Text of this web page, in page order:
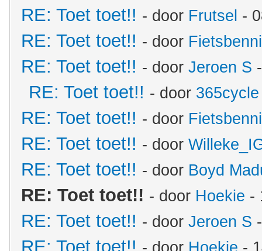
RE: Toet toet!! - door Frutsel -
RE: Toet toet!! - door
RE: Toet toet!! - door Jeroen S
RE: Toet toet!! - door 365cycle
RE: Toet toet!! - door
RE: Toet toet!! - door
RE: Toet toet!! - door Boyd
RE: Toet toet!! - door Hoekie -
RE: Toet toet!! - door Jeroen S
RE: Toet toet!! - door Hoekie -